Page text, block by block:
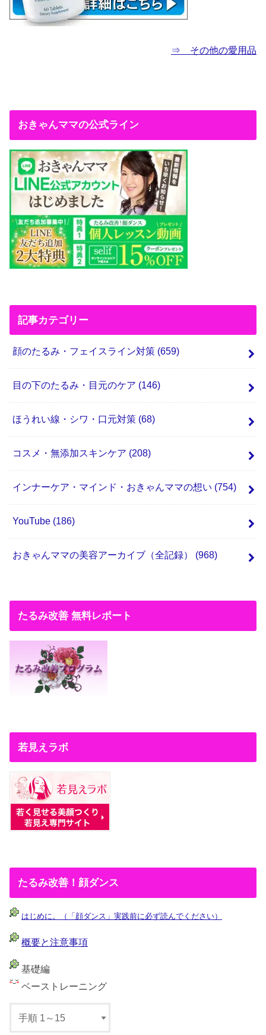
⇒ その他の愛用品
おきゃんママの公式ライン
記事カテゴリー
顔のたるみ・フェイスライン対策 (659)
目の下のたるみ・目元のケア (146)
ほうれい線・シワ・口元対策 (68)
コスメ・無添加スキンケア (208)
インナーケア・マインド・おきゃんママの想い (754)
YouTube (186)
おきゃんママの美容アーカイブ（全記録） (968)
たるみ改善 無料レポート
若見えラボ
たるみ改善！顔ダンス
はじめに。（「顔ダンス」実践前に必ず読んでください）
概要と注意事項
基礎編
ベーストレーニング